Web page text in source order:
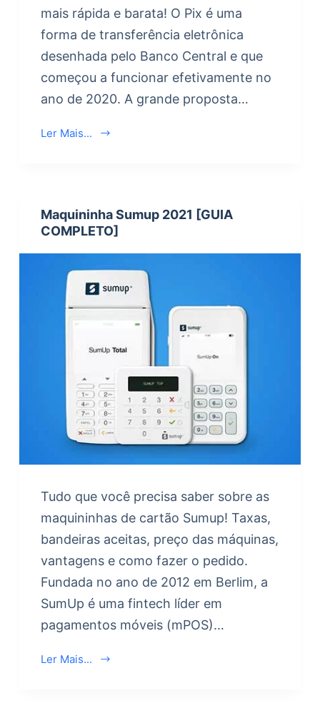
mais rápida e barata! O Pix é uma
forma de transferência eletrônica
desenhada pelo Banco Central e que
começou a funcionar efetivamente no
ano de 2020. A grande proposta…
Ler Mais...
Maquininha Sumup 2021 [GUIA
COMPLETO]
Tudo que você precisa saber sobre as
maquininhas de cartão Sumup! Taxas,
bandeiras aceitas, preço das máquinas,
vantagens e como fazer o pedido.
Fundada no ano de 2012 em Berlim, a
SumUp é uma fintech líder em
pagamentos móveis (mPOS)…
Ler Mais...